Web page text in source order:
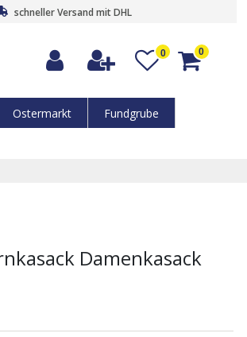
schneller Versand mit DHL
0 0
Ostermarkt
Fundgrube
Damenkasack